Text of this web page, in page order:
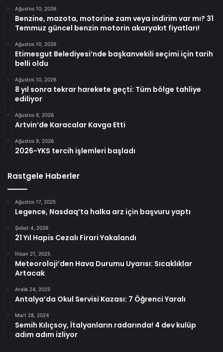
Ağustos 10, 2026
Benzine, mazota, motorine zam veya indirim var mı? 31
Temmuz güncel benzin motorin akaryakıt fiyatları!
Ağustos 10, 2026
Etimesgut Belediyesi’nde başkanvekili seçimi için tarih
belli oldu
Ağustos 10, 2026
8 yıl sonra tekrar harekete geçti: Tüm bölge tahliye
ediliyor
Ağustos 9, 2026
Artvin’de Karacalar Kavga Etti
Ağustos 9, 2026
2026-YKS tercih işlemleri başladı
Rastgele Haberler
Ağustos 17, 2025
Legence, Nasdaq’ta halka arz için başvuru yaptı
Şubat 4, 2026
21 Yıl Hapis Cezalı Firari Yakalandı
Nisan 21, 2025
Meteoroloji’den Hava Durumu Uyarısı: Sıcaklıklar
Artacak
Aralık 24, 2025
Antalya’da Okul Servisi Kazası: 7 Öğrenci Yaralı
Mart 28, 2024
Semih Kılıçsoy, İtalyanların radarında! 4 dev kulüp
adım adım izliyor